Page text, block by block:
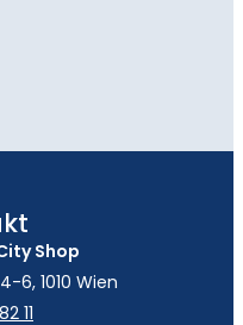
Shop
6, 1010 Wien
11